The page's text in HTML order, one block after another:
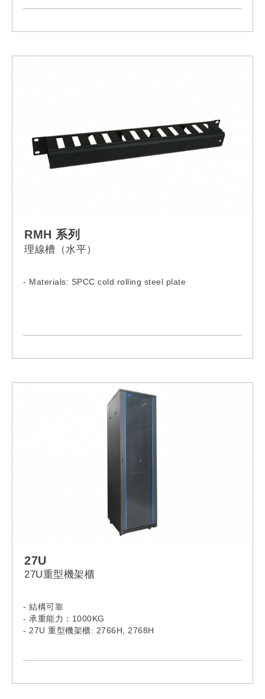
RMH 系列
理線槽（水平）
- Materials: SPCC cold rolling steel plate
27U
27U重型機架櫃
- 結構可靠
- 承重能力：1000KG
- 27U 重型機架櫃: 2766H, 2768H